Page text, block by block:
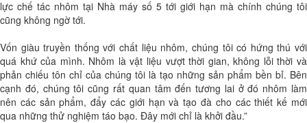
lực chế tác nhôm tại Nhà máy số 5 tới giới hạn mà chính chúng tôi
cũng không ngờ tới.
Vốn giàu truyền thống với chất liệu nhôm, chúng tôi có hứng thú với
quá khứ của mình. Nhôm là vật liệu vượt thời gian, không lỗi thời và
phản chiếu tôn chỉ của chúng tôi là tạo những sản phẩm bền bỉ. Bên
cạnh đó, chúng tôi cũng rất quan tâm đến tương lai ở đó nhôm làm
nên các sản phẩm, đẩy các giới hạn và tạo đà cho các thiết kế mới
qua những thử nghiệm táo bạo. Đây mới chỉ là khởi đầu.”